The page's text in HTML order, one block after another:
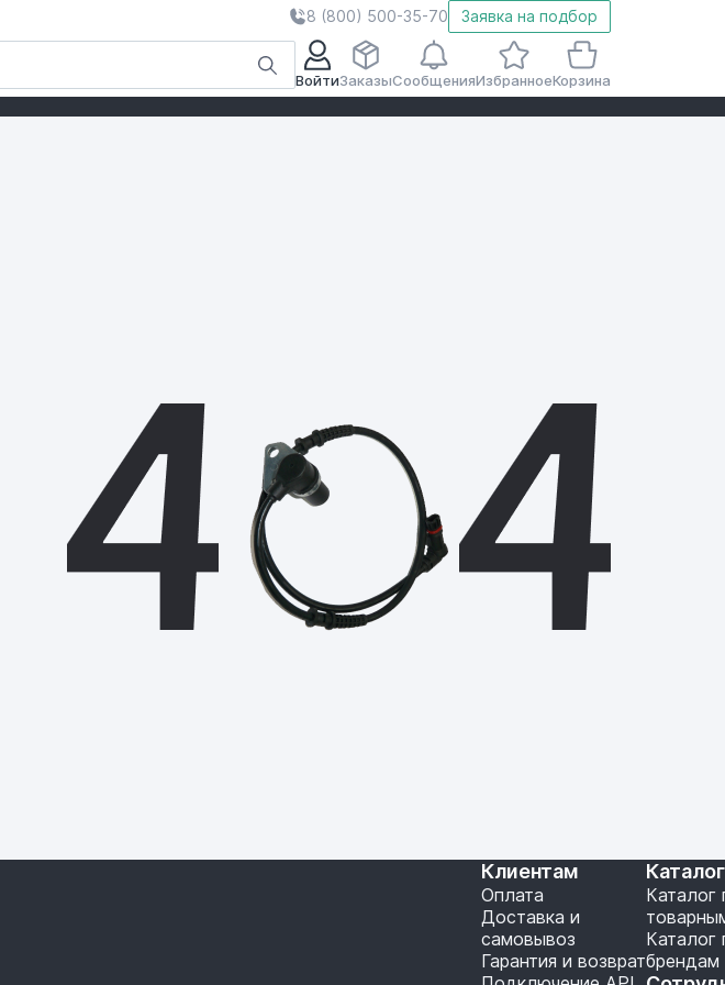
8 (800) 500-35-70 Заявка на подбор
ВойтиЗаказыСообщенияИзбранноеКорзина
Клиентам
Оплата
Доставка и
самовывоз
Гарантия и возврат
Каталог
Каталог
брендам